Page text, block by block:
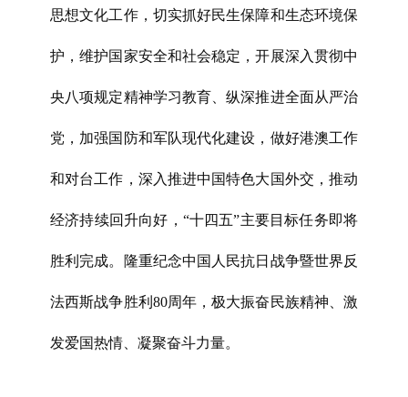
思想文化工作，切实抓好民生保障和生态环境保
护，维护国家安全和社会稳定，开展深入贯彻中
央八项规定精神学习教育、纵深推进全面从严治
党，加强国防和军队现代化建设，做好港澳工作
和对台工作，深入推进中国特色大国外交，推动
经济持续回升向好，“十四五”主要目标任务即将
胜利完成。隆重纪念中国人民抗日战争暨世界反
法西斯战争胜利80周年，极大振奋民族精神、激
发爱国热情、凝聚奋斗力量。